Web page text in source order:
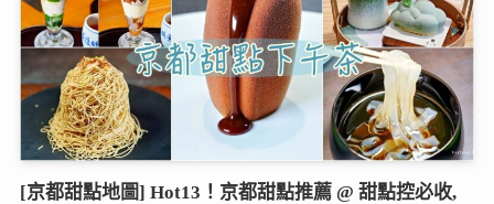
[京都甜點地圖] Hot13！京都甜點推薦 @ 甜點控必收,